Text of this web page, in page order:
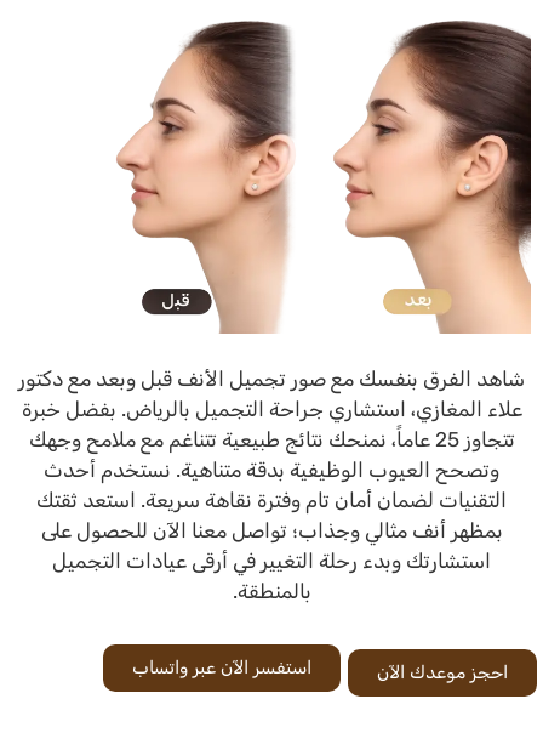
شاهد الفرق بنفسك مع صور تجميل الأنف قبل وبعد مع دكتور
علاء المغازي، استشاري جراحة التجميل بالرياض. بفضل خبرة
تتجاوز 25 عاماً، نمنحك نتائج طبيعية تتناغم مع ملامح وجهك
وتصحح العيوب الوظيفية بدقة متناهية. نستخدم أحدث
التقنيات لضمان أمان تام وفترة نقاهة سريعة. استعد ثقتك
بمظهر أنف مثالي وجذاب؛ تواصل معنا الآن للحصول على
استشارتك وبدء رحلة التغيير في أرقى عيادات التجميل
بالمنطقة.
احجز موعدك الآن استفسر الآن عبر واتساب